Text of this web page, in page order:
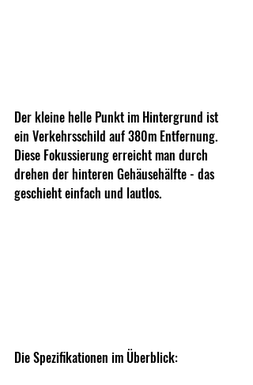
Der kleine helle Punkt im Hintergrund ist
ein Verkehrsschild auf 380m Entfernung.
Diese Fokussierung erreicht man durch
drehen der hinteren Gehäusehälfte - das
geschieht einfach und lautlos.
Die Spezifikationen im Überblick: